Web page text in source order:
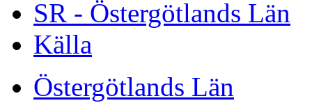
SR - Östergötlands Län
Källa
Östergötlands Län